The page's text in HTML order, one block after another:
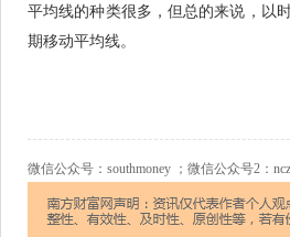
平均线的种类很多，但总的来说，以
期移动平均线。
微信公众号：southmoney ；微信公众号2：